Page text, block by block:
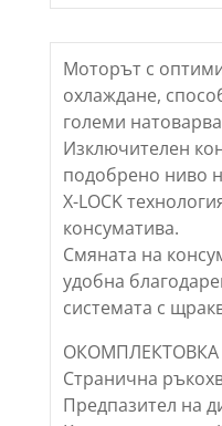
Моторът с
охлаждане,
големи
Изключителен
подобрено ниво
X-LOCK
консуматива.
Смяната на
удобна
системата с
ОКОМПЛЕКТОВКА
Странична
Предпазител на